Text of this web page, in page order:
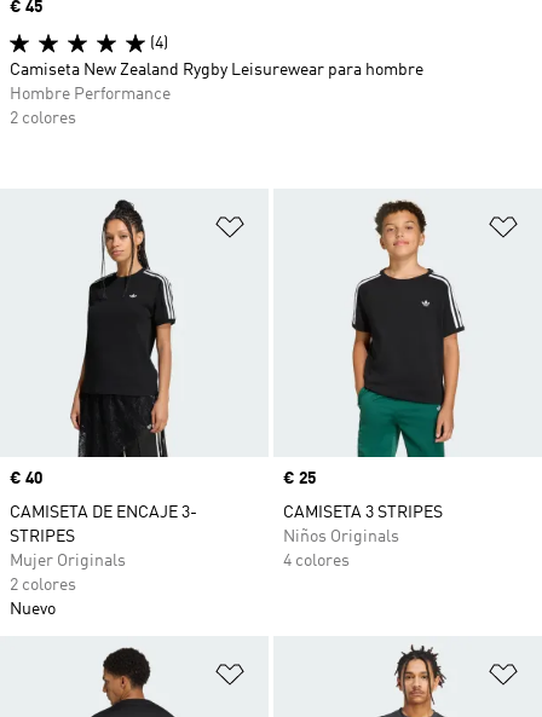
Añadir a la lista de deseos
Precio
€ 40
CAMISETA DE ENCAJE 3-
STRIPES
Mujer Originals
2 colores
Nuevo
Precio
€ 25
CAMISETA 3 STRIPES
Niños Originals
4 colores
Añadir a la lista de deseos
Precio
€ 45
(4)
Camiseta New Zealand Rygby Leisurewear para hombre
Hombre Performance
2 colores